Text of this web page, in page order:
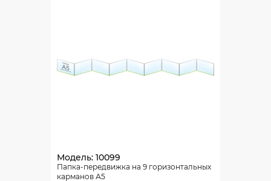
Модель: 10099
Папка-передвижка на 9 горизонтальных
карманов А5